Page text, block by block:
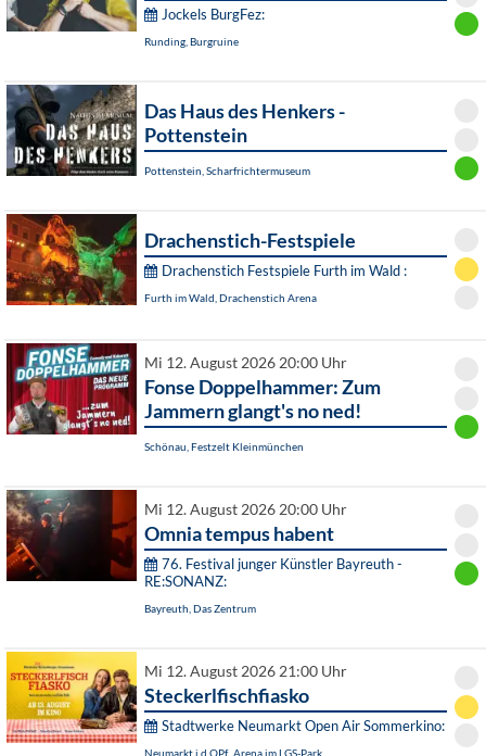
Jockels BurgFez:
Runding, Burgruine
Das Haus des Henkers -
Pottenstein
Pottenstein, Scharfrichtermuseum
Drachenstich-Festspiele
Drachenstich Festspiele Furth im Wald :
Furth im Wald, Drachenstich Arena
Mi 12. August 2026 20:00 Uhr
Fonse Doppelhammer: Zum
Jammern glangt's no ned!
Schönau, Festzelt Kleinmünchen
Mi 12. August 2026 20:00 Uhr
Omnia tempus habent
76. Festival junger Künstler Bayreuth -
RE:SONANZ:
Bayreuth, Das Zentrum
Mi 12. August 2026 21:00 Uhr
Steckerlfischfiasko
Stadtwerke Neumarkt Open Air Sommerkino:
Neumarkt i.d.OPf., Arena im LGS-Park